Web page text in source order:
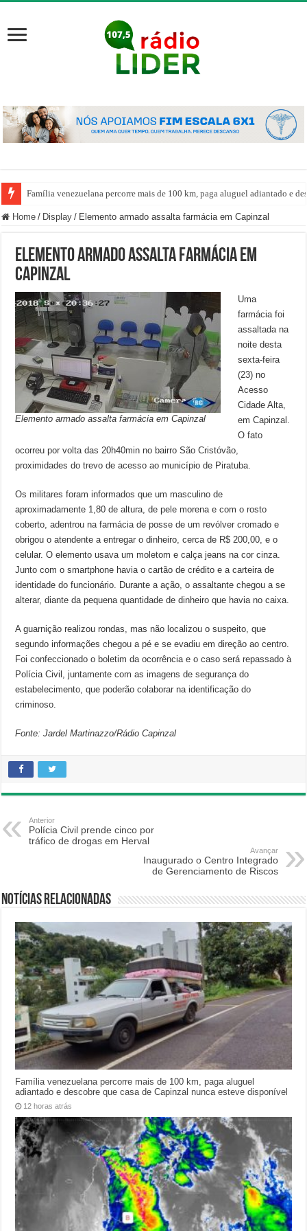
Família venezuelana percorre mais de 100 km, paga aluguel adiantado e
Home / Display / Elemento armado assalta farmácia em Capinzal
Elemento armado assalta farmácia em
Capinzal
Elemento armado assalta farmácia em Capinzal
Uma
farmácia foi
assaltada na
noite desta
sexta-feira
(23) no
Acesso
Cidade Alta,
em Capinzal.
O fato
ocorreu por volta das 20h40min no bairro São Cristóvão,
proximidades do trevo de acesso ao município de Piratuba.
Os militares foram informados que um masculino de
aproximadamente 1,80 de altura, de pele morena e com o rosto
coberto, adentrou na farmácia de posse de um revólver cromado e
obrigou o atendente a entregar o dinheiro, cerca de R$ 200,00, e o
celular. O elemento usava um moletom e calça jeans na cor cinza.
Junto com o smartphone havia o cartão de crédito e a carteira de
identidade do funcionário. Durante a ação, o assaltante chegou a se
alterar, diante da pequena quantidade de dinheiro que havia no caixa.
A guarnição realizou rondas, mas não localizou o suspeito, que
segundo informações chegou a pé e se evadiu em direção ao centro.
Foi confeccionado o boletim da ocorrência e o caso será repassado à
Polícia Civil, juntamente com as imagens de segurança do
estabelecimento, que poderão colaborar na identificação do
criminoso.
Fonte: Jardel Martinazzo/Rádio Capinzal
Anterior
Polícia Civil prende cinco por
tráfico de drogas em Herval
Avançar
Inaugurado o Centro Integrado
de Gerenciamento de Riscos
Notícias relacionadas
Família venezuelana percorre mais de 100 km, paga aluguel
adiantado e descobre que casa de Capinzal nunca esteve disponível
12 horas atrás